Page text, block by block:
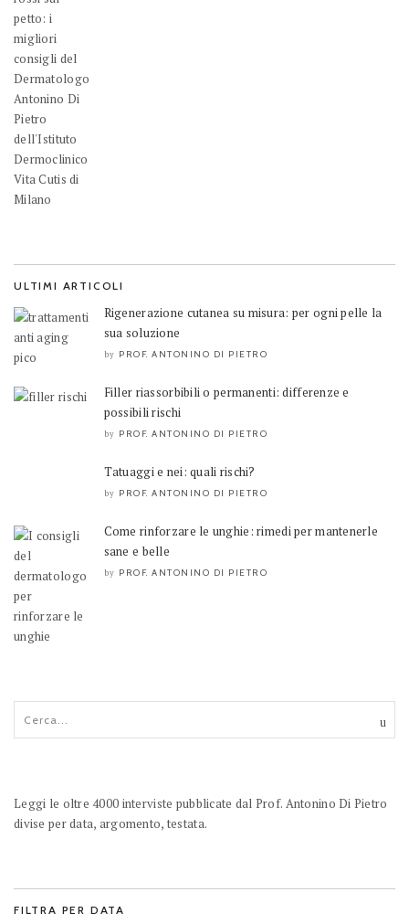
ULTIMI ARTICOLI
Rigenerazione cutanea su misura: per ogni pelle la
sua soluzione
by PROF. ANTONINO DI PIETRO
Filler riassorbibili o permanenti: differenze e
possibili rischi
by PROF. ANTONINO DI PIETRO
Tatuaggi e nei: quali rischi?
by PROF. ANTONINO DI PIETRO
Come rinforzare le unghie: rimedi per mantenerle
sane e belle
by PROF. ANTONINO DI PIETRO
Leggi le oltre 4000 interviste pubblicate dal Prof. Antonino Di Pietro
divise per data, argomento, testata.
FILTRA PER DATA